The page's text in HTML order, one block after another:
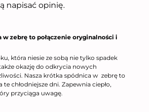
napisać opinię.
w zebrę to połączenie oryginalności i
która niesie ze sobą nie tylko spadek
okazję do odkrycia nowych
Nasza krótka spódnica w zebrę to
chłodniejsze dni. Zapewnia ciepło,
przyciąga uwagę.